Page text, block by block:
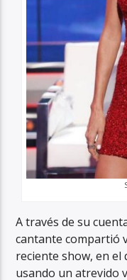
A través de su
cantante compartió
reciente show, en el
usando un atrevido